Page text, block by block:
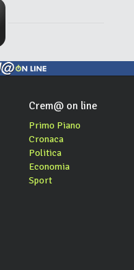
Crem@ on line
Primo Piano
Cronaca
Politica
Economia
Sport